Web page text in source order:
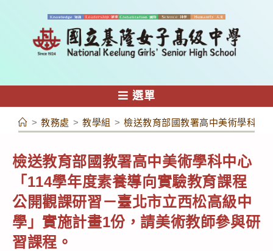
容
選單
> 教務處 > 教學組 > 檢送教育部國教署高中美術學科中
檢送教育部國教署高中美術學科中心
「114學年度素養導向實驗教育課程
公開觀課研習－臺北市立西松高級中
學」實施計畫1份，請美術教師參與研
習課程。